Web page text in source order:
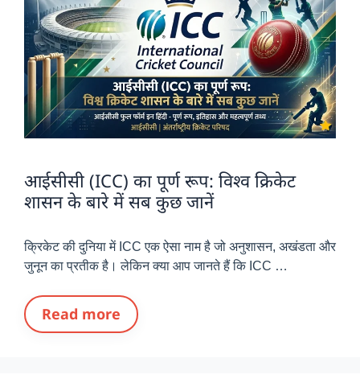
आईसीसी (ICC) का पूर्ण रूप: विश्व क्रिकेट
शासन के बारे में सब कुछ जानें
क्रिकेट की दुनिया में ICC एक ऐसा नाम है जो अनुशासन, अखंडता और
जुनून का प्रतीक है। लेकिन क्या आप जानते हैं कि ICC …
Read more